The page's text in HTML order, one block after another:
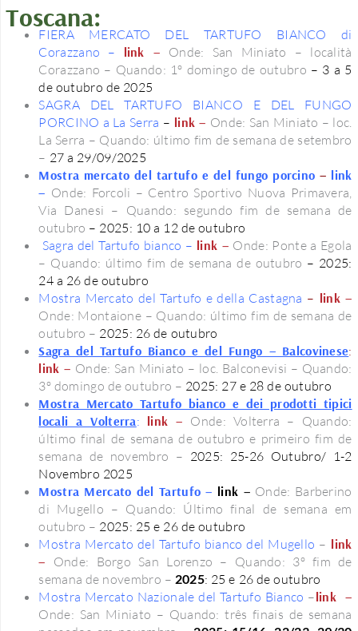
Toscana:
FIERA MERCATO DEL TARTUFO BIANCO di
Corazzano – link – Onde: San Miniato – località
Corazzano – Quando: 1º domingo de outubro – 3 a 5
de outubro de 2025
SAGRA DEL TARTUFO BIANCO E DEL FUNGO
PORCINO a La Serra – link – Onde: San Miniato – loc.
La Serra – Quando: último fim de semana de setembro
– 27 a 29/09/2025
Mostra mercato del tartufo e del fungo porcino – link
– Onde: Forcoli – Centro Sportivo Nuova Primavera,
Via Danesi – Quando: segundo fim de semana de
outubro – 2025: 10 a 12 de outubro
Sagra del Tartufo bianco – link – Onde: Ponte a Egola
– Quando: último fim de semana de outubro – 2025:
24 a 26 de outubro
Mostra Mercato del Tartufo e della Castagna – link –
Onde: Montaione – Quando: último fim de semana de
outubro – 2025: 26 de outubro
Sagra del Tartufo Bianco e del Fungo – Balcovinese:
link – Onde: San Miniato – loc. Balconevisi – Quando:
3º domingo de outubro – 2025: 27 e 28 de outubro
Mostra Mercato Tartufo bianco e dei prodotti tipici
locali a Volterra: link – Onde: Volterra – Quando:
último final de semana de outubro e primeiro fim de
semana de novembro – 2025: 25-26 Outubro/ 1-2
Novembro 2025
Mostra Mercato del Tartufo – link – Onde: Barberino
di Mugello – Quando: Último final de semana em
outubro – 2025: 25 e 26 de outubro
Mostra Mercato del Tartufo bianco del Mugello – link
– Onde: Borgo San Lorenzo – Quando: 3º fim de
semana de novembro – 2025: 25 e 26 de outubro
Mostra Mercato Nazionale del Tartufo Bianco –link –
Onde: San Miniato – Quando: três finais de semana